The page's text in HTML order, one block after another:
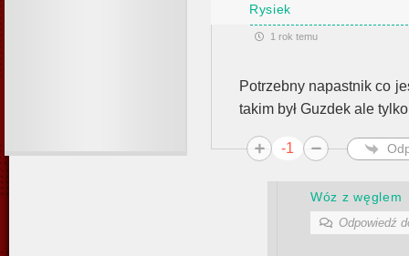
Rysiek
1 rok temu
Potrzebny napastnik co
takim był Guzdek ale
-1
Wóz z węglem
Odpowiedź